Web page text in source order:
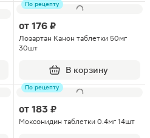
По рецепту
от 176 ₽
Лозартан Канон таблетки 50мг
30шт
В корзину
По рецепту
от 183 ₽
Моксонидин таблетки 0.4мг 14шт